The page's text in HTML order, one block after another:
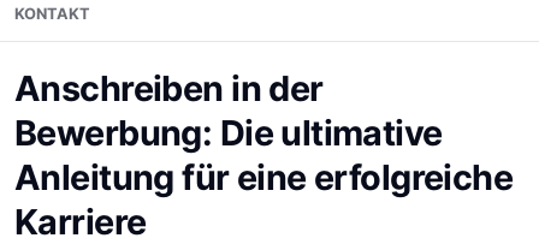
KONTAKT
Anschreiben in der
Bewerbung: Die ultimative
Anleitung für eine erfolgreiche
Karriere